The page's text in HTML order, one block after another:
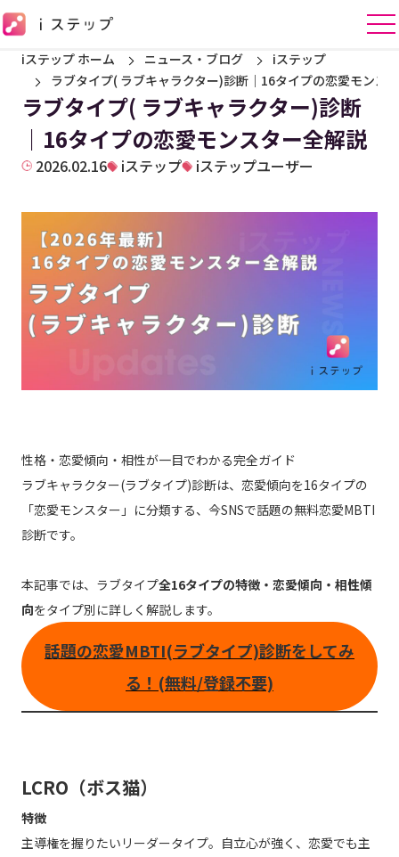
iステップ ホーム ニュース・ブログ
iステップ
ラブタイプ( ラブキャラクター)診断｜16タイプの恋愛モンス
ラブタイプ( ラブキャラクター)診断
｜16タイプの恋愛モンスター全解説
2026.02.16 iステップ iステップユーザー
性格・恋愛傾向・相性が一目でわかる完全ガイド
ラブキャラクター(ラブタイプ)診断は、恋愛傾向を16タイプの
「恋愛モンスター」に分類する、今SNSで話題の無料恋愛MBTI
診断です。
本記事では、ラブタイプ全16タイプの特徴・恋愛傾向・相性傾
向をタイプ別に詳しく解説します。
話題の恋愛MBTI(ラブタイプ)診断をしてみ
る！(無料/登録不要)
LCRO（ボス猫）
特徴
主導権を握りたいリーダータイプ。自立心が強く、恋愛でも主